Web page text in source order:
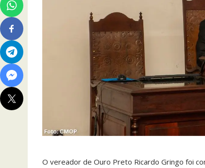
O vereador de Ouro Preto Ricardo Gringo foi